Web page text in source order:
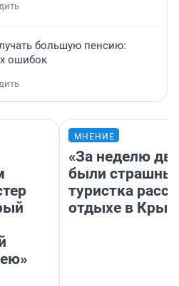
большую пенсию:
ошибок
МНЕНИЕ
«За неделю
были
туристка
отдыхе в